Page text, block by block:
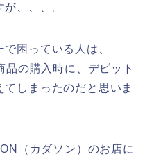
、、、。
困っている人は、
の購入時に、デビット
しまったのだと思いま
（カダソン）のお店に